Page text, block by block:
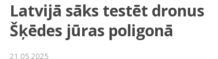
Latvijā sāks testēt dronus
Šķēdes jūras poligonā
21.05.2025